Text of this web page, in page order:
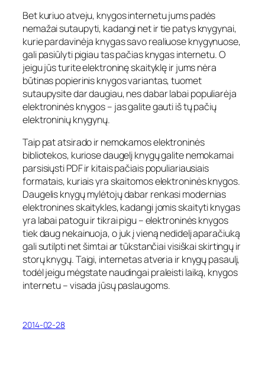
Bet kuriuo atveju, knygos internetu jums padės
nemažai sutaupyti, kadangi net ir tie patys knygynai,
kurie pardavinėja knygas savo realiuose knygynuose,
gali pasiūlyti pigiau tas pačias knygas internetu. O
jeigu jūs turite elektroninę skaityklę ir jums nėra
būtinas popierinis knygos variantas, tuomet
sutaupysite dar daugiau, nes dabar labai populiarėja
elektroninės knygos – jas galite gauti iš tų pačių
elektroninių knygynų.
Taip pat atsirado ir nemokamos elektroninės
bibliotekos, kuriose daugelį knygų galite nemokamai
parsisiųsti PDF ir kitais pačiais populiariausiais
formatais, kuriais yra skaitomos elektroninės knygos.
Daugelis knygų mylėtojų dabar renkasi modernias
elektronines skaitykles, kadangi jomis skaityti knygas
yra labai patogu ir tikrai pigu – elektroninės knygos
tiek daug nekainuoja, o juk į vieną nedidelį aparačiuką
gali sutilpti net šimtai ar tūkstančiai visiškai skirtingų ir
storų knygų. Taigi, internetas atveria ir knygų pasaulį,
todėl jeigu mėgstate naudingai praleisti laiką, knygos
internetu – visada jūsų paslaugoms.
2014-02-28